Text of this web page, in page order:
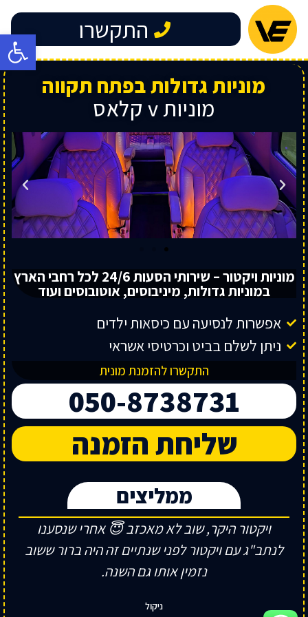
התקשרו
מוניות גדולות בפתח תקווה
מוניות v קלאס
מוניות ויקטור – שירותי הסעות 24/6 לכל רחבי הארץ
במוניות גדולות, מיניבוסים, אוטובוסים ועוד
אפשרות לנסיעה עם כיסאות ילדים
ניתן לשלם בביט וכרטיסי אשראי
התקשרו להזמנת מונית
050-8738731
שליחת הזמנה
ממליצים
ויקטור היקר, שוב לא מאכזב 😇 אחרי שנסענו
לנתב"ג עם ויקטור לפני שנתיים זה היה ברור ששוב
נזמין אותו גם השנה.
ניקול